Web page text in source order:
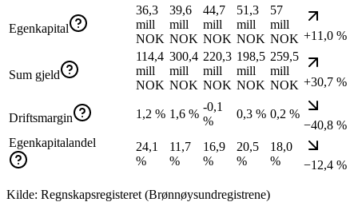
Egenkapital
36,3
mill
NOK
39,6
mill
NOK
44,7
mill
NOK
51,3
mill
NOK
57
mill
NOK +11,0 %
Sum gjeld
114,4
mill
NOK
300,4
mill
NOK
220,3
mill
NOK
198,5
mill
NOK
259,5
mill
NOK +30,7 %
Driftsmargin 1,2 % 1,6 %
-0,1
%
0,3 % 0,2 %
−40,8 %
Egenkapitalandel
24,1
%
11,7
%
16,9
%
20,5
%
18,0
%
−12,4 %
Kilde: Regnskapsregisteret (Brønnøysundregistrene)